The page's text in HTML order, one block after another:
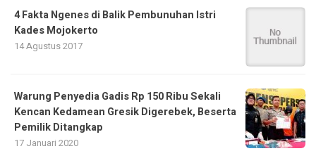
4 Fakta Ngenes di Balik Pembunuhan Istri
Kades Mojokerto
14 Agustus 2017
Warung Penyedia Gadis Rp 150 Ribu Sekali
Kencan Kedamean Gresik Digerebek, Beserta
Pemilik Ditangkap
17 Januari 2020